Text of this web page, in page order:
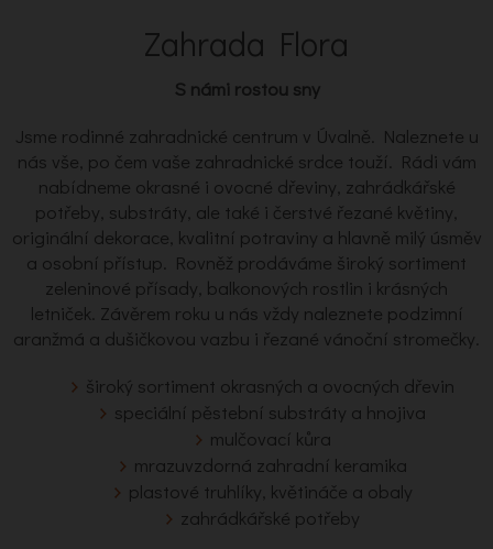
Zahrada Flora
S námi rostou sny
Jsme rodinné zahradnické centrum v Úvalně. Naleznete u
nás vše, po čem vaše zahradnické srdce touží. Rádi vám
nabídneme okrasné i ovocné dřeviny, zahrádkářské
potřeby, substráty, ale také i čerstvé řezané květiny,
originální dekorace, kvalitní potraviny a hlavně milý úsměv
a osobní přístup. Rovněž prodáváme široký sortiment
zeleninové přísady, balkonových rostlin i krásných
letniček. Závěrem roku u nás vždy naleznete podzimní
aranžmá a dušičkovou vazbu i řezané vánoční stromečky.
široký sortiment okrasných a ovocných dřevin
speciální pěstební substráty a hnojiva
mulčovací kůra
mrazuvzdorná zahradní keramika
plastové truhlíky, květináče a obaly
zahrádkářské potřeby